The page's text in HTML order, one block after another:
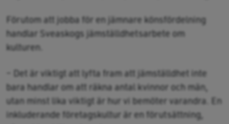
Förutom att jobba för en jämnare könsfördelning
handlar Sveaskogs jämställdhetsarbete om
kulturen.
– Det är viktigt att lyfta fram att jämställdhet inte
bara handlar om att räkna antal kvinnor och män,
utan minst lika viktigt är hur vi bemöter varandra. En
inkluderande företagskultur är en förutsättning,